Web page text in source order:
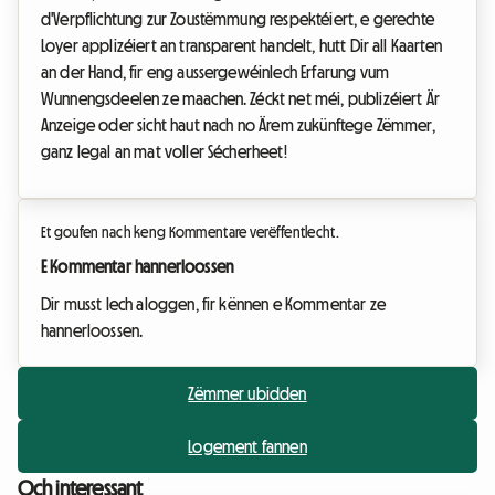
d'Verpflichtung zur Zoustëmmung respektéiert, e gerechte
Loyer applizéiert an transparent handelt, hutt Dir all Kaarten
an der Hand, fir eng aussergewéinlech Erfarung vum
Wunnengsdeelen ze maachen. Zéckt net méi, publizéiert Är
Anzeige oder sicht haut nach no Ärem zukünftege Zëmmer,
ganz legal an mat voller Sécherheet!
Et goufen nach keng Kommentare verëffentlecht.
E Kommentar hannerloossen
Dir musst Iech aloggen, fir kënnen e Kommentar ze
hannerloossen.
Zëmmer ubidden
Logement fannen
Och interessant